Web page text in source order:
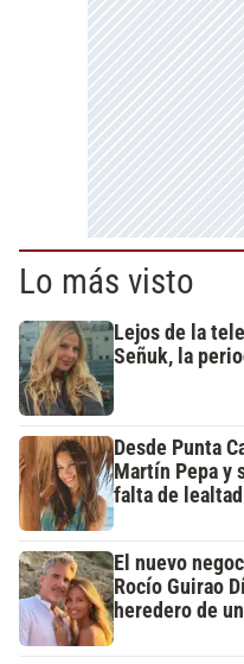
Lo más visto
Lejos de la
Señuk, la
Desde Punta
Martín Pepa y
falta de
El nuevo
Rocío Guirao
heredero de